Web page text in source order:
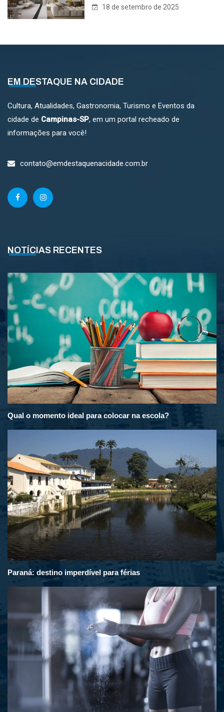
18 de setembro de 2025
EM DESTAQUE NA CIDADE
Cultura, Atualidades, Gastronomia, Turismo e Eventos da
cidade de Campinas-SP, em um portal recheado de
informações para você!
contato@emdestaquenacidade.com.br
NOTÍCIAS RECENTES
Qual o momento ideal para colocar na escola?
Paraná: destino imperdível para férias